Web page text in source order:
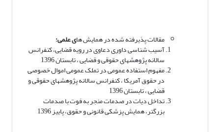
مقالات پذیرفته شده در همایش های علمی:
آسیب شناسی داوری دعاوی در رویه قضایی، کنفرانس
سالانه پژوهش­های حقوقی و قضایی ، تابستان 1396
مفهوم استفاده عمومی در تملک عمومی اموال خصوصی
در حقوق آمریکا ، کنفرانس سالانه پژوهش­های حقوقی و
قضایی ، تابستان 1396
تداخل دیات در صدمات منجر به فوت با صدمات
بزرگتر، همایش پزشکی قانونی و حقوق، پاییز 1396